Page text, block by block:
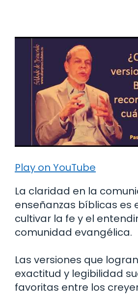
Play on YouTube
La claridad en la
enseñanzas bíblicas es
cultivar la fe y el
comunidad evangélica.
Las versiones que
exactitud y legibilidad
favoritas entre los